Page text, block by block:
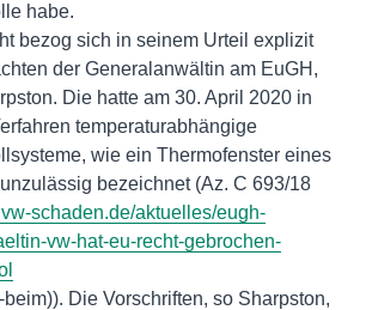
habe.
bezog sich in seinem Urteil explizit
der Generalanwältin am EuGH,
Die hatte am 30. April 2020 in
temperaturabhängige
wie ein Thermofenster eines
bezeichnet (Az. C 693/18
schaden.de/aktuelles/eugh-
vw-hat-eu-recht-gebrochen-
beim)). Die Vorschriften, so Sharpston,